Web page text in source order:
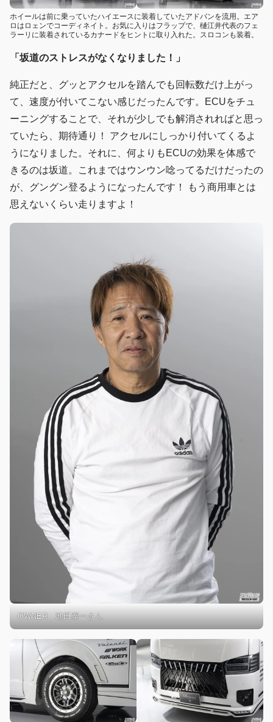
ホイールは前に乗っていたハイエースに装着していたアドバンを流用。エア
ロはロェンでコーディネイト。お気に入りはフラップで、樋江井代表のフェ
ラーリに装着されているカナードをヒントに取り入れた。スロコンも装着。
「坂道のストレスがなくなりました！」
純正だと、グッとアクセルを踏んでも回転数だけ上がっ
て、速度が付いてこない感じだったんです。ECUをチュ
ーニングすることで、それが少しでも解消されればと思っ
ていたら、期待通り！ アクセルにしっかり付いてくるよ
うになりました。それに、何よりもECUの効果を体感で
きるのは坂道。これまではウンウン唸ってるだけだったの
が、グングン登るようになったんです！ もう商用車とは
思えないくらい走りますよ！
OWNER 池田泰一さん